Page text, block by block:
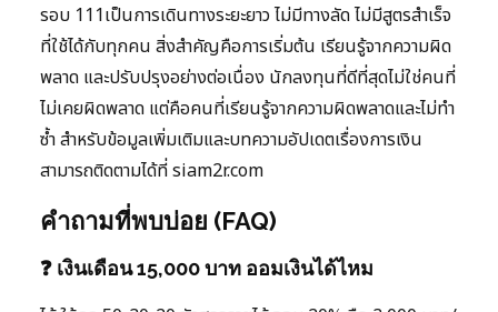
รอบ 111เป็นการเดินทางระยะยาว ไม่มีทางลัด ไม่มีสูตรสำเร็จ
ที่ใช้ได้กับทุกคน สิ่งสำคัญคือการเริ่มต้น เรียนรู้จากความผิด
พลาด และปรับปรุงอย่างต่อเนื่อง นักลงทุนที่ดีที่สุดไม่ใช่คนที่
ไม่เคยผิดพลาด แต่คือคนที่เรียนรู้จากความผิดพลาดและไม่ทำ
ซ้ำ สำหรับข้อมูลเพิ่มเติมและบทความอัปเดตเรื่องการเงิน
สามารถติดตามได้ที่ siam2r.com
คำถามที่พบบ่อย (FAQ)
❓ เงินเดือน 15,000 บาท ออมเงินได้ไหม